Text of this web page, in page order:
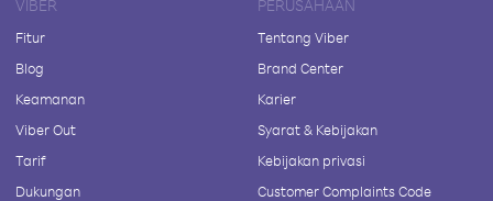
VIBER
Fitur
Blog
Keamanan
Viber Out
Tarif
Dukungan
PERUSAHAAN
Tentang Viber
Brand Center
Karier
Syarat & Kebijakan
Kebijakan privasi
Customer Complaints Code